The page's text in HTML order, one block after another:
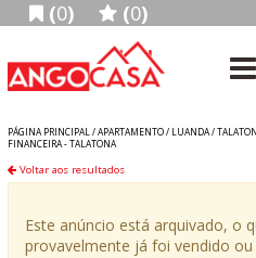
(0) (0)
PÁGINA PRINCIPAL /APARTAMENTO/ LUANDA/
FINANCEIRA - TALATONA
Voltar aos resultados
Este anúncio está arquivado, o
provavelmente já foi vendido ou